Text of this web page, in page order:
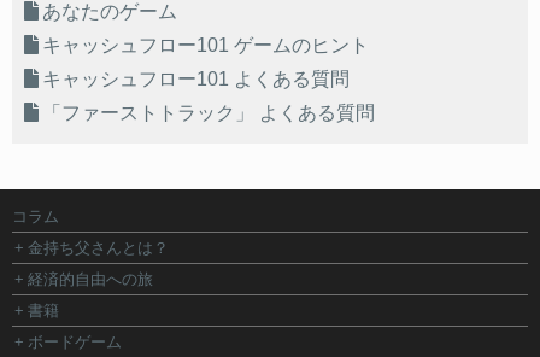
あなたのゲーム
キャッシュフロー101 ゲームのヒント
キャッシュフロー101 よくある質問
「ファーストトラック」 よくある質問
コラム
金持ち父さんとは？
経済的自由への旅
書籍
ボードゲーム